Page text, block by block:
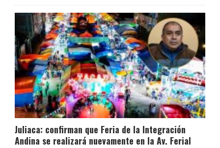
Juliaca: confirman que Feria de la Integración
Andina se realizará nuevamente en la Av. Ferial